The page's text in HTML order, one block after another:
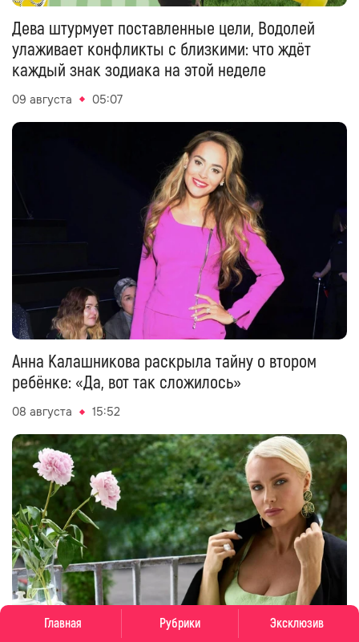
Главная Рубрики Эксклюзив
Дева штурмует поставленные цели, Водолей
улаживает конфликты с близкими: что ждёт
каждый знак зодиака на этой неделе
09 августа 05:07
Анна Калашникова раскрыла тайну о втором
ребёнке: «Да, вот так сложилось»
08 августа 15:52